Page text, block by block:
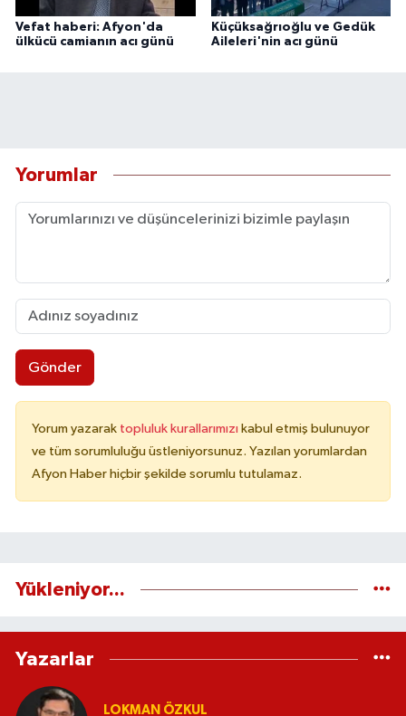
Vefat haberi: Afyon'da
ülkücü camianın acı günü
Küçüksağrıoğlu ve Gedük
Aileleri'nin acı günü
Yorumlar
Gönder
Yorum yazarak topluluk kurallarımızı kabul etmiş bulunuyor
ve tüm sorumluluğu üstleniyorsunuz. Yazılan yorumlardan
Afyon Haber hiçbir şekilde sorumlu tutulamaz.
Yükleniyor...
Yazarlar
LOKMAN ÖZKUL